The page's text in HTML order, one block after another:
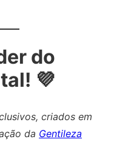
do
💜
criados em
da Gentileza